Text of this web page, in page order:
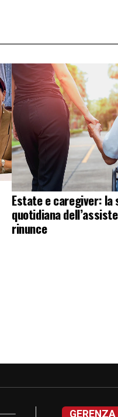
Estate e caregiver: la
quotidiana
rinunce
GERENZA